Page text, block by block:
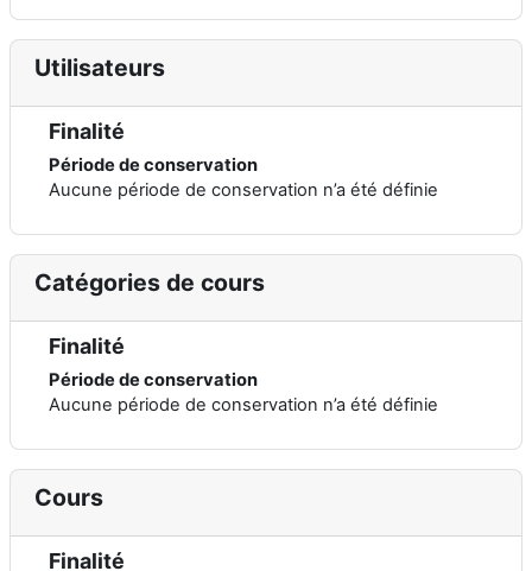
Utilisateurs
Finalité
Période de conservation
Aucune période de conservation n’a été définie
Catégories de cours
Finalité
Période de conservation
Aucune période de conservation n’a été définie
Cours
Finalité